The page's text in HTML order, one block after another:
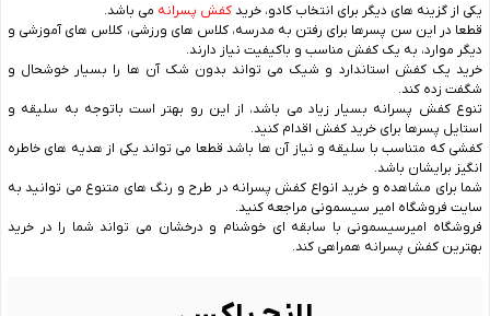
یکی از گزینه های دیگر برای انتخاب کادو، خریدکفش پسرانه می‌ باشد.
قطعا در این سن پسرها برای رفتن به مدرسه، کلاس های ورزشی، کلاس های آموزشی و
دیگر موارد، به یک کفش مناسب و باکیفیت نیاز دارند.
خرید یک کفش استاندارد و شیک می تواند بدون شک آن ها را بسیار خوشحال و
شگفت زده کند.
تنوع کفش پسرانه بسیار زیاد می باشد، از این رو بهتر است باتوجه به سلیقه و
استایل پسرها برای خرید کفش اقدام کنید.
کفشی که متناسب با سلیقه و نیاز آن ها باشد قطعا می تواند یکی از هدیه های خاطره
انگیز برایشان باشد.
شما برای مشاهده و خرید انواع کفش پسرانه در طرح و رنگ های متنوع می توانید به
سایت فروشگاه امیر سیسمونی مراجعه کنید.
فروشگاه امیرسیسمونی با سابقه ای خوشنام و درخشان می تواند شما را در خرید
بهترین کفش پسرانه همراهی کند.